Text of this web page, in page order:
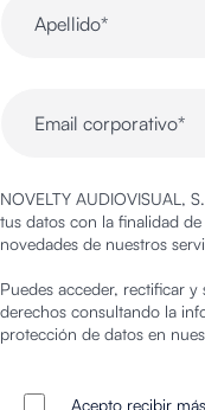
NOVELTY AUDIOVISUAL,
tus datos con la finalidad
novedades de nuestros
Puedes acceder, rectificar
derechos consultando la
protección de datos en
Acepto recibir